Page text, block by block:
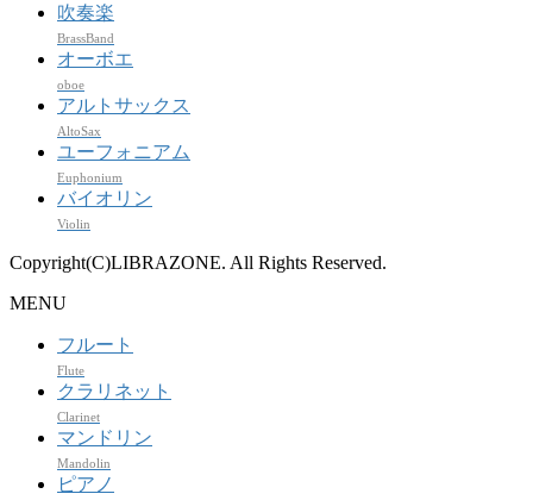
吹奏楽
BrassBand
オーボエ
oboe
アルトサックス
AltoSax
ユーフォニアム
Euphonium
バイオリン
Violin
Copyright(C)LIBRAZONE. All Rights Reserved.
MENU
フルート
Flute
クラリネット
Clarinet
マンドリン
Mandolin
ピアノ